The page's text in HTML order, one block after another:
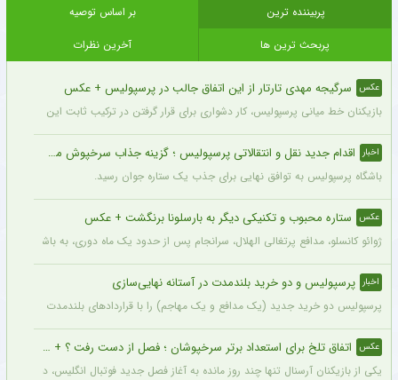
پربیننده ترین
بر اساس توصیه
پربحث ترین ها
آخرین نظرات
عکس سرگیجه مهدی تارتار از این اتفاق جالب در پرسپولیس + عکس
بازیکنان خط میانی پرسپولیس، کار دشواری برای قرار گرفتن در ترکیب ثابت این تیم
اخبار اقدام جدید نقل و انتقالاتی پرسپولیس ؛ گزینه جذاب سرخپوش می شود؟
باشگاه پرسپولیس به توافق نهایی برای جذب یک ستاره جوان رسید.
عکس ستاره محبوب و تکنیکی دیگر به بارسلونا برنگشت + عکس
ژوائو کانسلو، مدافع پرتغالی الهلال، سرانجام پس از حدود یک ماه دوری، به باشگاه
اخبار پرسپولیس و دو خرید بلندمدت در آستانه نهایی‌سازی
پرسپولیس دو خرید جدید (یک مدافع و یک مهاجم) را با قراردادهای بلندمدت نهایی کرده
عکس اتفاق تلخ برای استعداد برتر سرخپوشان ؛ فصل از دست رفت ؟ + عکس
یکی از بازیکنان آرسنال تنها چند روز مانده به آغاز فصل جدید فوتبال انگلیس، دچار